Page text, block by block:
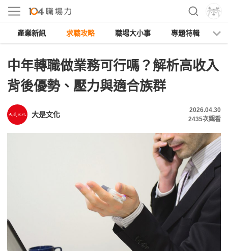
產業新訊 求職攻略 職場大小事 專題特輯
中年轉職做業務可行嗎？解析高收入
背後優勢、壓力與適合族群
大是文化
2026.04.30
2435次觀看